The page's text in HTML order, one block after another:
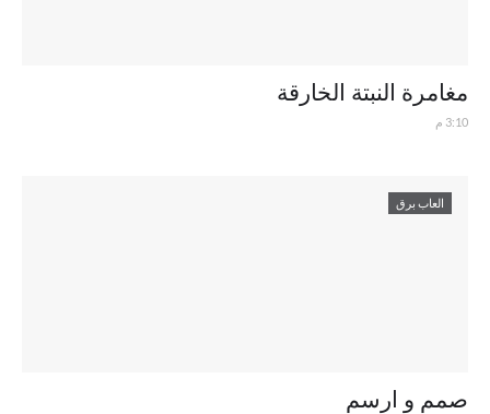
مغامرة النبتة الخارقة
3:10 م
العاب برق
صمم و ارسم